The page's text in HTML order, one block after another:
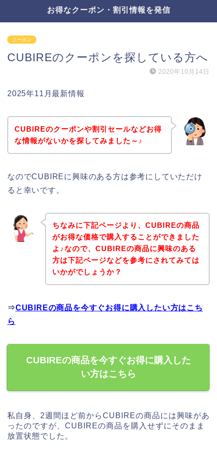
お得なクーポン・割引情報を発信
クーポン
CUBIREのクーポンを探している方へ
2020年10月14日
2025年11月最新情報
CUBIREのクーポンや割引セールなどお得
な情報がないかを探してみました～♪
なのでCUBIREに興味のある方は参考にしていただけ
ると幸いです。
ちなみに下記ページより、CUBIREの商品
がお得な価格で購入することができました
よ♪なので、CUBIREの商品に興味のある
方は下記ページなどを参考にされてみては
いかがでしょうか？
⇒CUBIREの商品を今すぐお得に購入したい方はこち
ら
CUBIREの商品を今すぐお得に購入した
い方はこちら
私自身、2週間ほど前からCUBIREの商品には興味があ
ったのですが、CUBIREの商品を購入せずにそのまま
放置状態でした。